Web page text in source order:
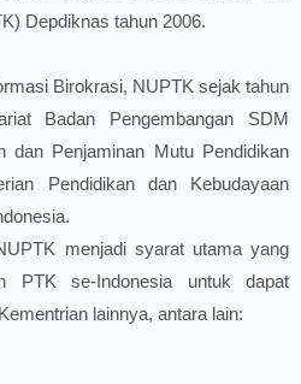
Depdiknas tahun 2006.
Birokrasi, NUPTK sejak tahun
Badan Pengembangan SDM
dan Penjaminan Mutu Pendidikan
Pendidikan dan Kebudayaan
menjadi syarat utama yang
PTK se-Indonesia untuk dapat
lainnya, antara lain: